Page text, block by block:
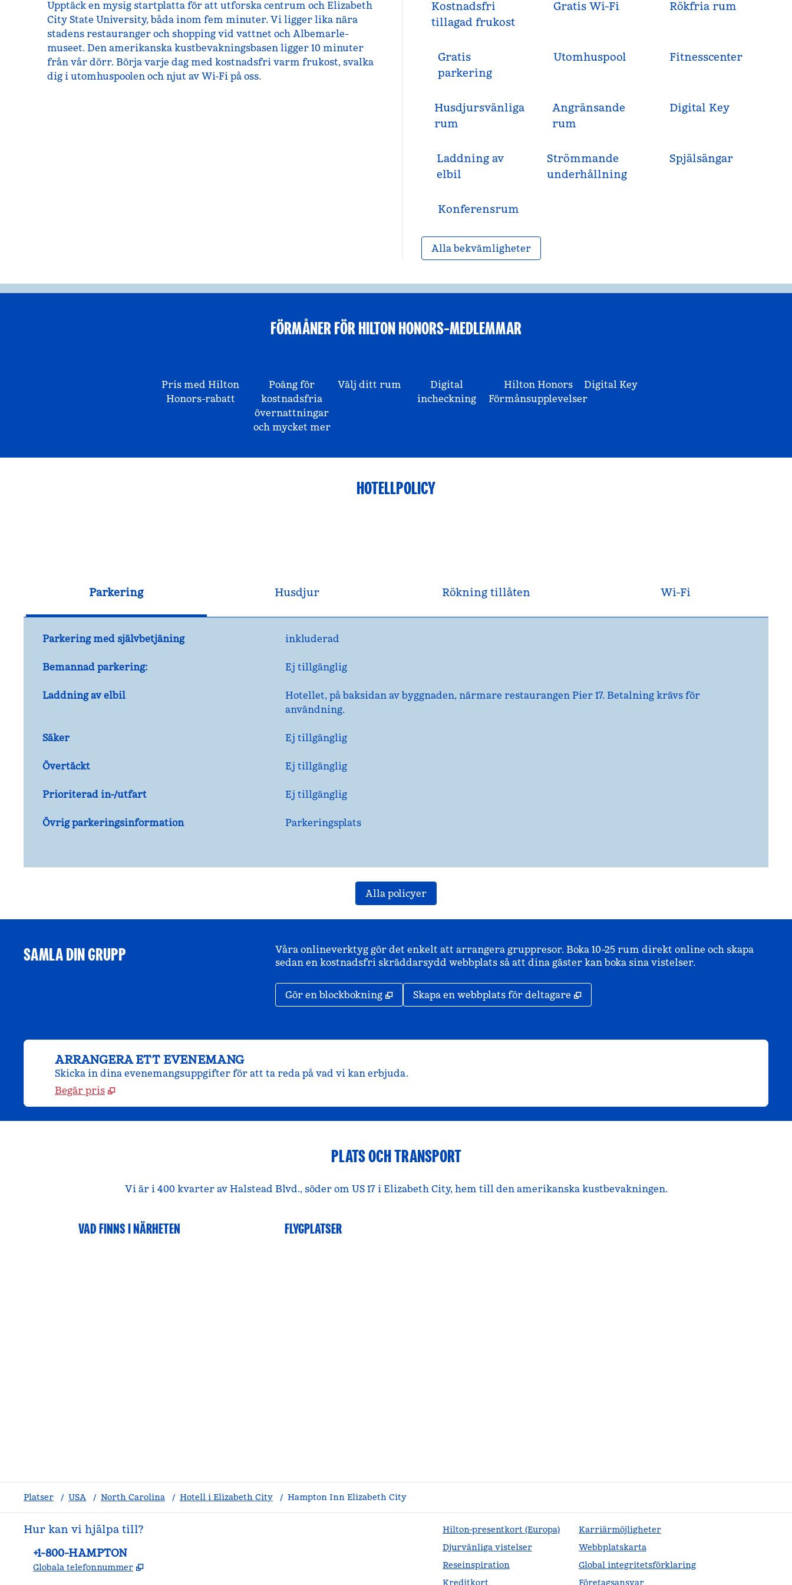
Upptäck en mysig startplatta för att utforska centrum och Elizabeth
City State University, båda inom fem minuter. Vi ligger lika nära
stadens restauranger och shopping vid vattnet och Albemarle-
museet. Den amerikanska kustbevakningsbasen ligger 10 minuter
från vår dörr. Börja varje dag med kostnadsfri varm frukost, svalka
dig i utomhuspoolen och njut av Wi-Fi på oss.
Kostnadsfri
tillagad frukost
Gratis Wi-Fi Rökfria rum
Gratis
parkering
Utomhuspool Fitnesscenter
Husdjursvänliga
rum
Angränsande
rum
Digital Key
Laddning av
elbil
Strömmande
underhållning
Spjälsängar
Konferensrum
Alla bekvämligheter
FÖRMÅNER FÖR HILTON HONORS-MEDLEMMAR
Pris med Hilton
Honors-rabatt
Poäng för
kostnadsfria
övernattningar
och mycket mer
Välj ditt rum
Digital
incheckning
Hilton Honors
Förmånsupplevelser
Digital Key
HOTELLPOLICY
Parkering Husdjur Rökning tillåten Wi-Fi
Parkering med självbetjäning inkluderad
Bemannad parkering: Ej tillgänglig
Laddning av elbil Hotellet, på baksidan av byggnaden, närmare restaurangen Pier 17. Betalning krävs för
användning.
Säker Ej tillgänglig
Övertäckt Ej tillgänglig
Prioriterad in-/utfart Ej tillgänglig
Övrig parkeringsinformation Parkeringsplats
Alla policyer
SAMLA DIN GRUPP
Våra onlineverktyg gör det enkelt att arrangera gruppresor. Boka 10–25 rum direkt online och skapa
sedan en kostnadsfri skräddarsydd webbplats så att dina gäster kan boka sina vistelser.
Gör en blockbokning , Öppnas i ny flik
Skapa en webbplats för deltagare ,
ARRANGERA ETT EVENEMANG
Skicka in dina evenemangsuppgifter för att ta reda på vad vi kan erbjuda.
Begär pris
PLATS OCH TRANSPORT
Vi är i 400 kvarter av Halstead Blvd., söder om US 17 i Elizabeth City, hem till den amerikanska kustbevakningen.
VAD FINNS I NÄRHETEN FLYGPLATSER
Platser / USA / North Carolina / Hotell i Elizabeth City / Hampton Inn Elizabeth City
Hur kan vi hjälpa till?
Telefon:
+1-800-HAMPTON
Globala telefonnummer ,
Hilton-presentkort (Europa)
Djurvänliga vistelser
Reseinspiration
Kreditkort
Karriärmöjligheter
Webbplatskarta
Global integritetsförklaring
Företagsansvar